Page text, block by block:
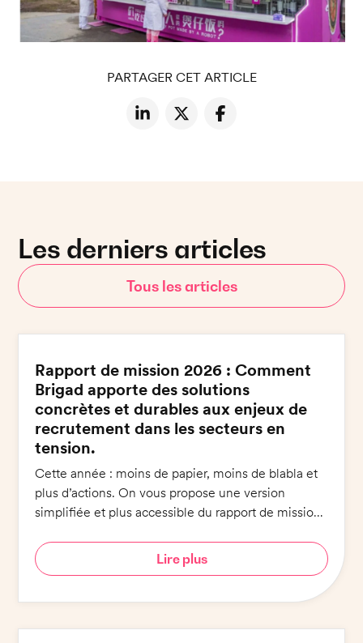
PARTAGER CET ARTICLE
Les derniers articles
Tous les articles
Rapport de mission 2026 : Comment
Brigad apporte des solutions
concrètes et durables aux enjeux de
recrutement dans les secteurs en
tension.
Cette année : moins de papier, moins de blabla et
plus d’actions. On vous propose une version
simplifiée et plus accessible du rapport de mission :
Lire plus